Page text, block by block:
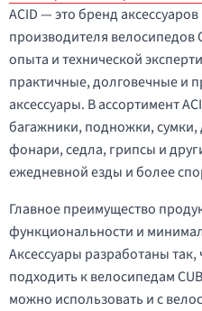
ACID — это бренд
производителя велосипедов
опыта и технической
практичные, долговечные и
аксессуары. В ассортимент
багажники, подножки,
фонари, седла, грипсы и
ежедневной езды и более
Главное преимущество
функциональности и
Аксессуары разработаны
подходить к велосипедам
можно использовать и с